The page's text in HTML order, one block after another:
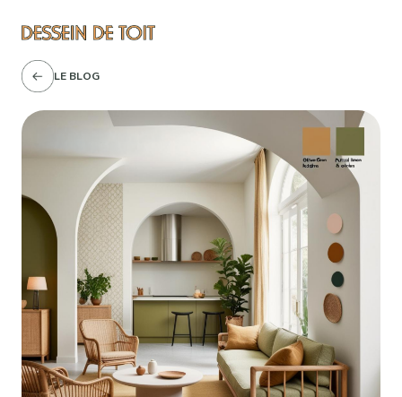
LE BLOG